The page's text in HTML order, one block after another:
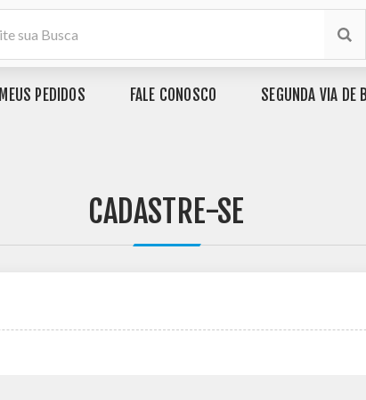
MEUS PEDIDOS FALE CONOSCO SEGUNDA VIA DE
CADASTRE-SE